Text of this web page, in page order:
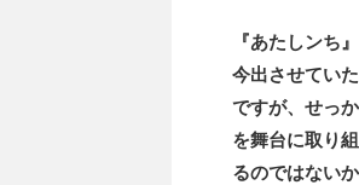
『あたしン
今出させてい
ですが、せっ
を舞台に取り
るのではない